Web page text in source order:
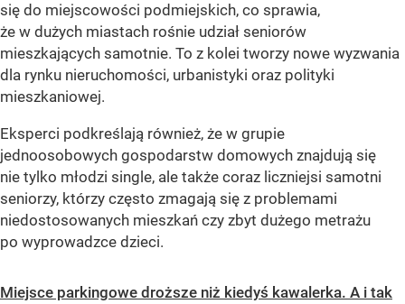
się do miejscowości podmiejskich, co sprawia,
że w dużych miastach rośnie udział seniorów
mieszkających samotnie. To z kolei tworzy nowe wyzwania
dla rynku nieruchomości, urbanistyki oraz polityki
mieszkaniowej.
Eksperci podkreślają również, że w grupie
jednoosobowych gospodarstw domowych znajdują się
nie tylko młodzi single, ale także coraz liczniejsi samotni
seniorzy, którzy często zmagają się z problemami
niedostosowanych mieszkań czy zbyt dużego metrażu
po wyprowadzce dzieci.
Miejsce parkingowe droższe niż kiedyś kawalerka. A i tak